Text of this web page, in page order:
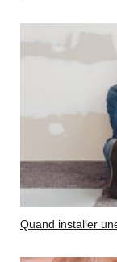
Quand installer